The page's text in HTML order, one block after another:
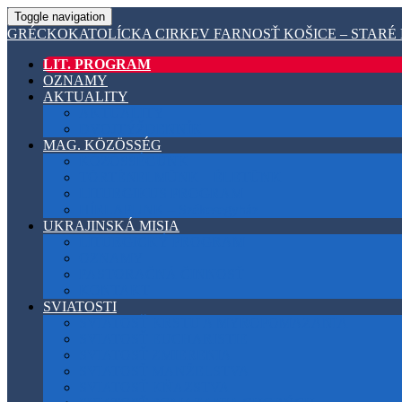
Toggle navigation
GRÉCKOKATOLÍCKA CIRKEV FARNOSŤ KOŠICE – STARÉ
LIT. PROGRAM
OZNAMY
AKTUALITY
MAG. KÖZÖSSÉG
UKRAJINSKÁ MISIA
SVIATOSTI